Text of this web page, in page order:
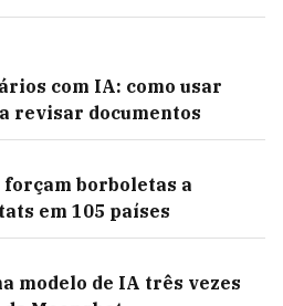
com IA: como usar
revisar documentos
borboletas a
em 105 países
modelo de IA três vezes